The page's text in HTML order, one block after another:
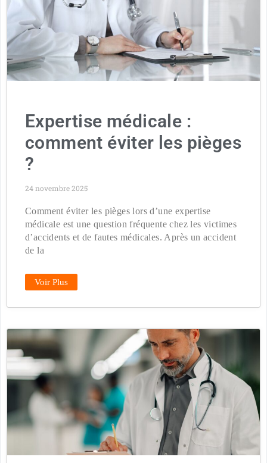
Expertise médicale :
comment éviter les pièges
?
24 novembre 2025
Comment éviter les pièges lors d’une expertise
médicale est une question fréquente chez les victimes
d’accidents et de fautes médicales. Après un accident
de la
Voir Plus